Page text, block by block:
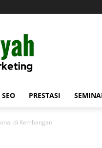
SEO PRESTASI
di Kembangan